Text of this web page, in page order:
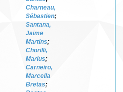
Charneau,
Sébastien;
Santana,
Jaime
Martins;
Chorilli,
Marlus;
Carneiro,
Marcella
Bretas;